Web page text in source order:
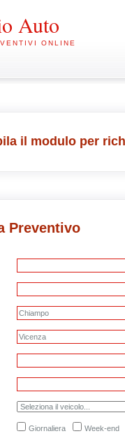
Auto
ONLINE
il modulo per
Preventivo
Giornaliera Week-end